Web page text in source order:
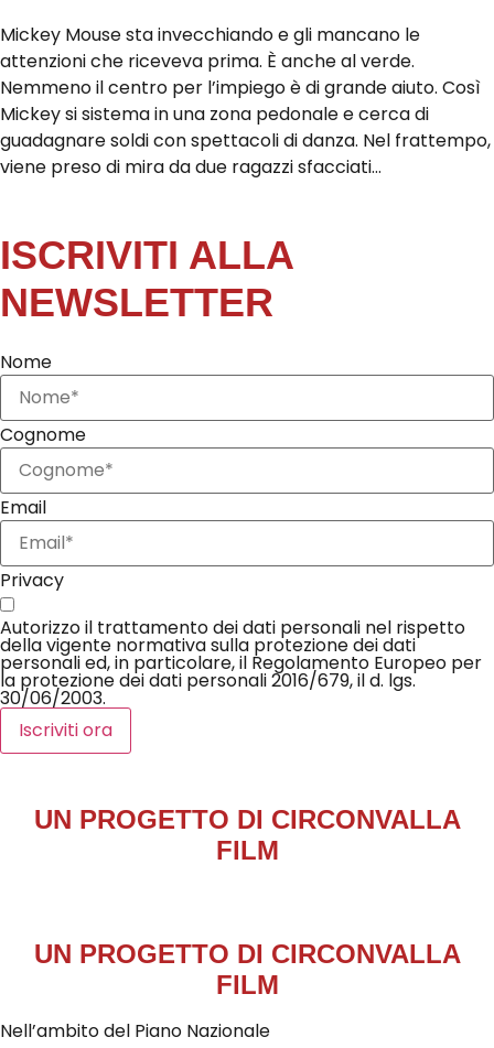
Mickey Mouse sta invecchiando e gli mancano le
attenzioni che riceveva prima. È anche al verde.
Nemmeno il centro per l’impiego è di grande aiuto. Così
Mickey si sistema in una zona pedonale e cerca di
guadagnare soldi con spettacoli di danza. Nel frattempo,
viene preso di mira da due ragazzi sfacciati…
ISCRIVITI ALLA
NEWSLETTER
Nome
Cognome
Email
Privacy
Autorizzo il trattamento dei dati personali nel rispetto
della vigente normativa sulla protezione dei dati
personali ed, in particolare, il Regolamento Europeo per
la protezione dei dati personali 2016/679, il d. lgs.
30/06/2003.
Iscriviti ora
UN PROGETTO DI CIRCONVALLA
FILM
UN PROGETTO DI CIRCONVALLA
FILM
Nell’ambito del Piano Nazionale